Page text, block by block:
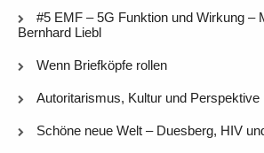
#5 EMF – 5G Funktion und Wirkung –
Bernhard Liebl
Wenn Briefköpfe rollen
Autoritarismus, Kultur und Perspektive
Schöne neue Welt – Duesberg, HIV